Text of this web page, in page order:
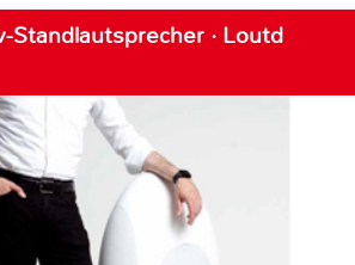
Standlautsprecher · Loutd